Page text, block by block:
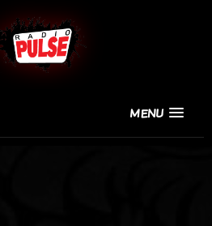
MENU